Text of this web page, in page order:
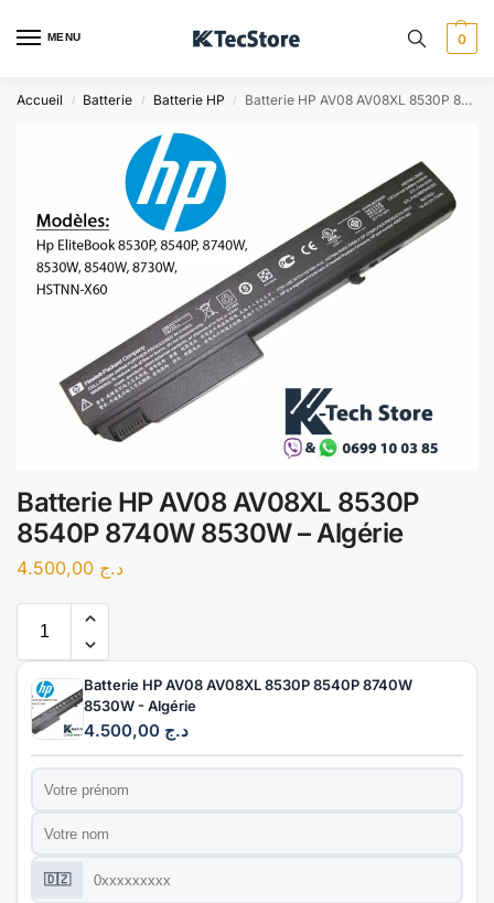
MENU 0
Accueil / Batterie / Batterie HP / Batterie HP AV08 AV08XL 8530P 8540P 8740W 8530W – Algérie
Batterie HP AV08 AV08XL 8530P
8540P 8740W 8530W – Algérie
د.ج
Batterie HP AV08 AV08XL 8530P 8540P 8740W
8530W - Algérie
د.ج 4.500,00
Prénom
Nom
Téléphone
🇩🇿